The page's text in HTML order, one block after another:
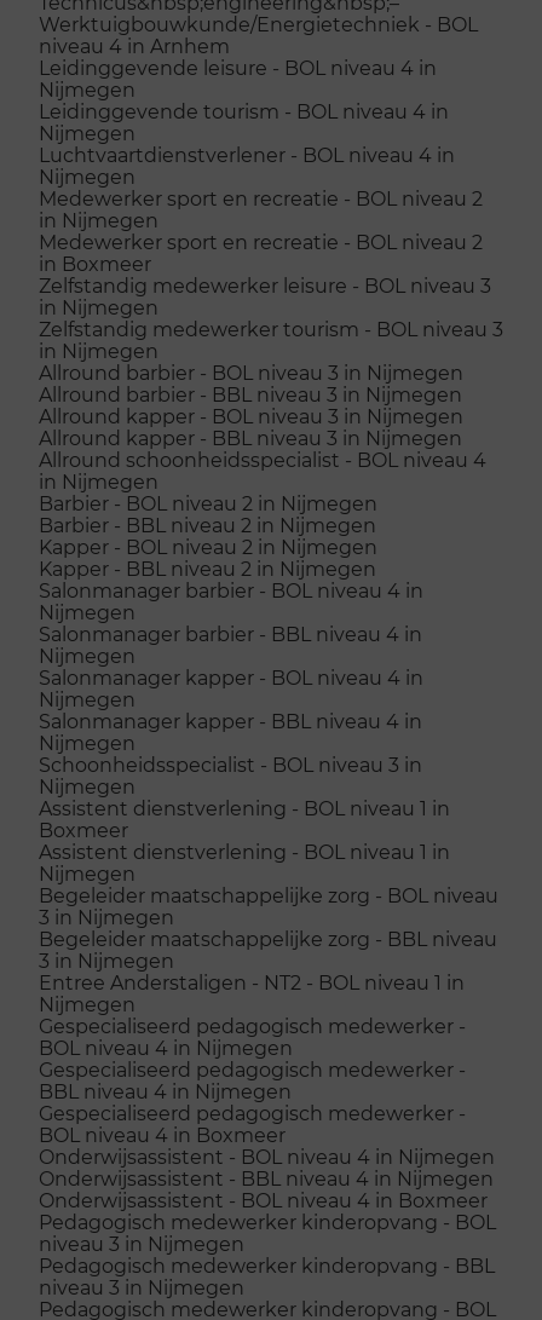
Werktuigbouwkunde/Energietechniek - BOL
niveau 4 in Arnhem
Leidinggevende leisure - BOL niveau 4 in
Nijmegen
Leidinggevende tourism - BOL niveau 4 in
Nijmegen
Luchtvaartdienstverlener - BOL niveau 4 in
Nijmegen
Medewerker sport en recreatie - BOL niveau 2
in Nijmegen
Medewerker sport en recreatie - BOL niveau 2
in Boxmeer
Zelfstandig medewerker leisure - BOL niveau 3
in Nijmegen
Zelfstandig medewerker tourism - BOL niveau 3
in Nijmegen
Allround barbier - BOL niveau 3 in Nijmegen
Allround barbier - BBL niveau 3 in Nijmegen
Allround kapper - BOL niveau 3 in Nijmegen
Allround kapper - BBL niveau 3 in Nijmegen
Allround schoonheidsspecialist - BOL niveau 4
in Nijmegen
Barbier - BOL niveau 2 in Nijmegen
Barbier - BBL niveau 2 in Nijmegen
Kapper - BOL niveau 2 in Nijmegen
Kapper - BBL niveau 2 in Nijmegen
Salonmanager barbier - BOL niveau 4 in
Nijmegen
Salonmanager barbier - BBL niveau 4 in
Nijmegen
Salonmanager kapper - BOL niveau 4 in
Nijmegen
Salonmanager kapper - BBL niveau 4 in
Nijmegen
Schoonheidsspecialist - BOL niveau 3 in
Nijmegen
Assistent dienstverlening - BOL niveau 1 in
Boxmeer
Assistent dienstverlening - BOL niveau 1 in
Nijmegen
Begeleider maatschappelijke zorg - BOL niveau
3 in Nijmegen
Begeleider maatschappelijke zorg - BBL niveau
3 in Nijmegen
Entree Anderstaligen - NT2 - BOL niveau 1 in
Nijmegen
Gespecialiseerd pedagogisch medewerker -
BOL niveau 4 in Nijmegen
Gespecialiseerd pedagogisch medewerker -
BBL niveau 4 in Nijmegen
Gespecialiseerd pedagogisch medewerker -
BOL niveau 4 in Boxmeer
Onderwijsassistent - BOL niveau 4 in Nijmegen
Onderwijsassistent - BBL niveau 4 in Nijmegen
Onderwijsassistent - BOL niveau 4 in Boxmeer
Pedagogisch medewerker kinderopvang - BOL
niveau 3 in Nijmegen
Pedagogisch medewerker kinderopvang - BBL
niveau 3 in Nijmegen
Pedagogisch medewerker kinderopvang - BOL